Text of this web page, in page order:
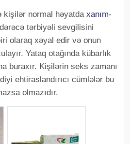
kişilər normal həyatda xanım-
tərbiyəli sevgilisini
olaraq xəyal edir və onun
Yataq otağında kübarlık
buraxır. Kişilərin seks zamanı
ehtiraslandırıcı cümlələr bu
olmazıdır.